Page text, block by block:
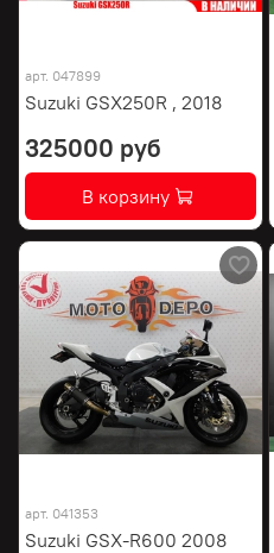
арт. 047899
Suzuki GSX250R , 2018
325000 руб
В корзину
арт. 041353
Suzuki GSX-R600 2008